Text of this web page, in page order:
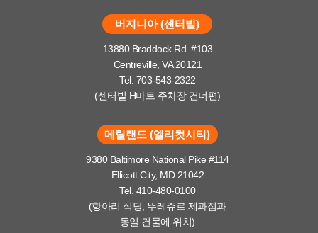
버지니아 (센터빌)
13880 Braddock Rd. #103
Centreville, VA 20121
Tel. 703-543-2322
(센터빌 H마트 주차장 건너편)
메릴랜드 (엘리컷시티)
9380 Baltimore National Pike #114
Ellicott City, MD 21042
Tel. 410-480-0100
(항아리 식당, 뚜레쥬르 제과점과
동일 건물에 위치)